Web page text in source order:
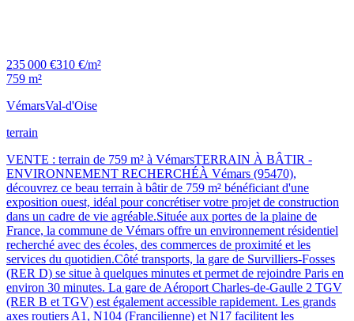
235 000 €310 €/m²
759 m²
VémarsVal-d'Oise
terrain
VENTE : terrain de 759 m² à VémarsTERRAIN À BÂTIR -
ENVIRONNEMENT RECHERCHÉÀ Vémars (95470),
découvrez ce beau terrain à bâtir de 759 m² bénéficiant d'une
exposition ouest, idéal pour concrétiser votre projet de construction
dans un cadre de vie agréable.Située aux portes de la plaine de
France, la commune de Vémars offre un environnement résidentiel
recherché avec des écoles, des commerces de proximité et les
services du quotidien.Côté transports, la gare de Survilliers-Fosses
(RER D) se situe à quelques minutes et permet de rejoindre Paris en
environ 30 minutes. La gare de Aéroport Charles-de-Gaulle 2 TGV
(RER B et TGV) est également accessible rapidement. Les grands
axes routiers A1, N104 (Francilienne) et N17 facilitent les